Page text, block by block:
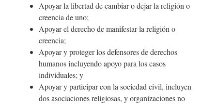
Apoyar la libertad de cambiar o dejar la religión o
creencia de uno;
Apoyar el derecho de manifestar la religión o
creencia;
Apoyar y proteger los defensores de derechos
humanos incluyendo apoyo para los casos
individuales; y
Apoyar y participar con la sociedad civil, incluyen
dos asociaciones religiosas, y organizaciones no